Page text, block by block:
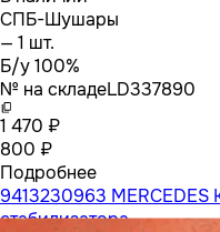
СПБ-Шушары
— 1 шт.
Б/у 100%
№ на складеLD337890
1 470 ₽
800 ₽
Подробнее
9413230963 MERCEDES
стабилизатора